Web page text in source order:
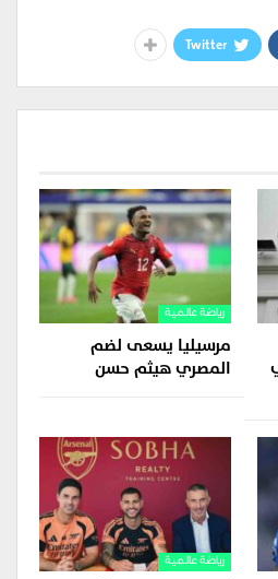
Twitter
رياضة عالمية
مرسيليا يسعى لضم
المصري هيثم حسن
رياضة عالمية